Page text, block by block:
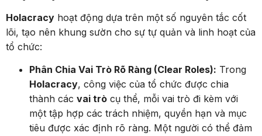
Holacracy hoạt động dựa trên một số nguyên tắc cốt
lõi, tạo nên khung sườn cho sự tự quản và linh hoạt của
tổ chức:
Phân Chia Vai Trò Rõ Ràng (Clear Roles): Trong
Holacracy, công việc của tổ chức được chia
thành các vai trò cụ thể, mỗi vai trò đi kèm với
một tập hợp các trách nhiệm, quyền hạn và mục
tiêu được xác định rõ ràng. Một người có thể đảm